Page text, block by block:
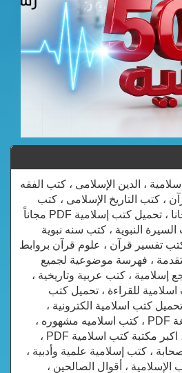
، الدين الإسلامى ، كتب الفقه
، كتب التاريخ الإسلامى ، كتب
إسلامية متنوعة PDF مجانا ، تحميل كتب إسلامية PDF مجاناً
النبوية ، كتب سنه نبوية
تفسير قرآن ، علوم قرآن بروابط
، فهرسة موضوعية لجميع
إسلامية ، كتب عربية وتاريخية ،
للقراءة ، تحميل كتب
كتب اسلامية الكترونية ،
تحميل كتب اسلامية بصيغة PDF ، كتب اسلاميه مشهوره ،
كتب اسلاميه قديمه جدا ، اكبر مكتبة كتب اسلامية PDF ،
، كتب إسلامية علمية وأدبية ،
، أقوال الصالحين ،